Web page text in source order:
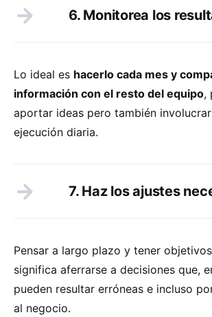
6. Monitorea los
Lo ideal es hacerlo cada mes y
información con el resto del equipo,
aportar ideas pero también
ejecución diaria.
7. Haz los ajustes
Pensar a largo plazo y tener
significa aferrarse a decisiones que,
pueden resultar erróneas e incluso
al negocio.